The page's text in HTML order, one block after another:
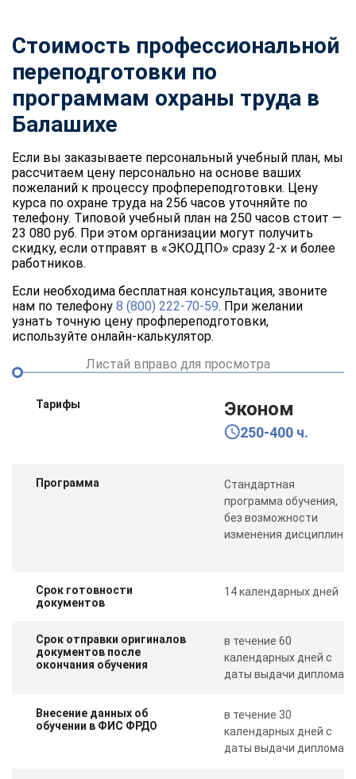
Стоимость профессиональной
переподготовки по
программам охраны труда в
Балашихе
Если вы заказываете персональный учебный план, мы
рассчитаем цену персонально на основе ваших
пожеланий к процессу профпереподготовки. Цену
курса по охране труда на 256 часов уточняйте по
телефону. Типовой учебный план на 250 часов стоит —
23 080 руб. При этом организации могут получить
скидку, если отправят в «ЭКОДПО» сразу 2-х и более
работников.
Если необходима бесплатная консультация, звоните
нам по телефону 8 (800) 222-70-59. При желании
узнать точную цену профпереподготовки,
используйте онлайн-калькулятор.
Листай вправо для просмотра
Тарифы Эконом
250-400 ч.
Программа
Стандартная
программа обучения,
без возможности
изменения дисциплин
Срок готовности
документов
14 календарных дней
Срок отправки оригиналов
документов после
окончания обучения
в течение 60
календарных дней с
даты выдачи диплома
Внесение данных об
обучении в ФИС ФРДО
в течение 30
календарных дней с
даты выдачи диплома